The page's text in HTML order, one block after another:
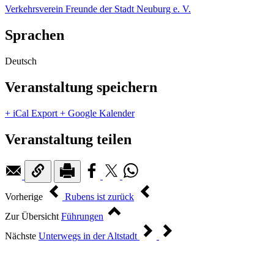
Verkehrsverein Freunde der Stadt Neuburg e. V.
Sprachen
Deutsch
Veranstaltung speichern
+ iCal Export + Google Kalender
Veranstaltung teilen
Vorherige
Rubens ist zurück
Zur Übersicht Führungen
Nächste Unterwegs in der Altstadt